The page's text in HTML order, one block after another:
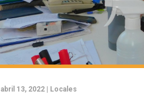
abril 13, 2022 | Locales